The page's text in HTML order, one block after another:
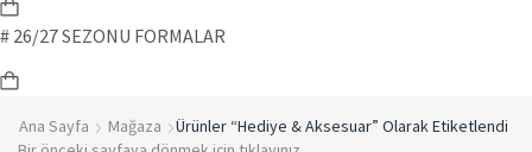
# 26/27 SEZONU FORMALAR
Ana Sayfa Mağaza
Ürünler “Hediye & Aksesuar” Olarak Etiketlendi